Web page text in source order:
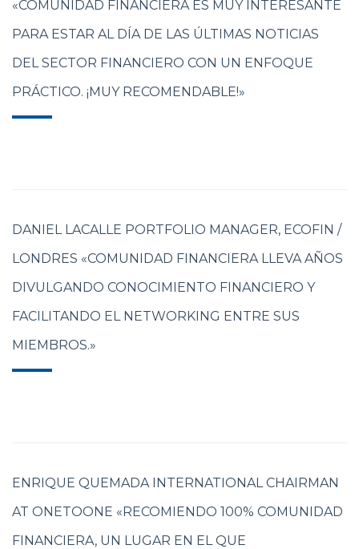
«COMUNIDAD FINANCIERA ES MUY INTERESANTE
PARA ESTAR AL DÍA DE LAS ÚLTIMAS NOTICIAS
DEL SECTOR FINANCIERO CON UN ENFOQUE
PRÁCTICO. ¡MUY RECOMENDABLE!»
DANIEL LACALLE PORTFOLIO MANAGER, ECOFIN /
LONDRES «COMUNIDAD FINANCIERA LLEVA AÑOS
DIVULGANDO CONOCIMIENTO FINANCIERO Y
FACILITANDO EL NETWORKING ENTRE SUS
MIEMBROS.»
ENRIQUE QUEMADA INTERNATIONAL CHAIRMAN
AT ONETOONE «RECOMIENDO 100% COMUNIDAD
FINANCIERA, UN LUGAR EN EL QUE